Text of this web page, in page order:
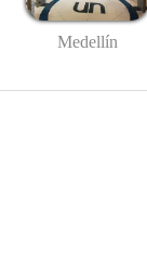
Medellín